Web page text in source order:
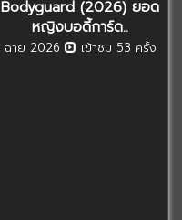
Bodyguard (2026) ยอด
หญิงบอดี้การ์ด..
ฉาย 2026 เข้าชม 53 ครั้ง